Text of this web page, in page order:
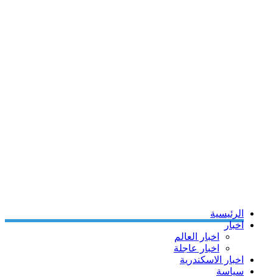
الرئيسية
اخبار
اخبار العالم
اخبار عاجلة
اخبار الاسكندرية
سياسة